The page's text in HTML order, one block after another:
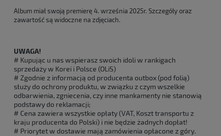
Album miał swoją premierę 4. września 2025r. Szczegóły oraz
zawartość są widoczne na zdjęciach.
UWAGA!
# Kupując u nas wspierasz swoich idoli w rankigach
sprzedaży w Korei i Polsce (OLiS)
# Zgodnie z informacją od producenta outbox (pod folią)
służy do ochrony produktu, w związku z czym wszelkie
odbarwienia, zgniecenia, czy inne mankamenty nie stanowią
podstawy do reklamacji;
# Cena zawiera wszystkie opłaty (VAT, Koszt transportu z
kraju producenta do Polski) i nie będzie żadnych dopłat!
# Priorytet w dostawie mają zamówienia opłacone z góry.